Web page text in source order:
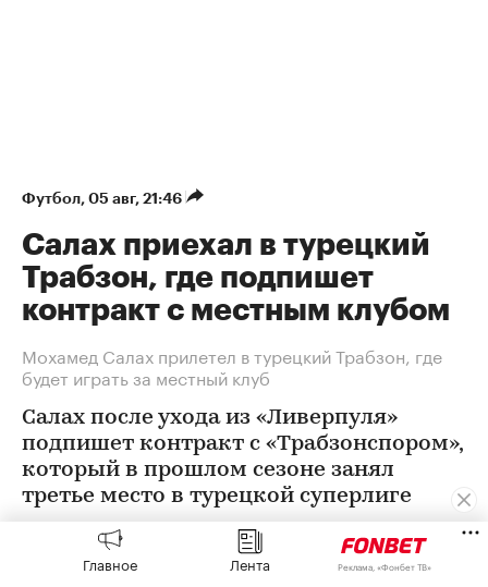
Футбол⁠, 05 авг, 21:46
Салах приехал в турецкий
Трабзон, где подпишет
контракт с местным клубом
Мохамед Салах прилетел в турецкий Трабзон, где
будет играть за местный клуб
Салах после ухода из «Ливерпуля»
подпишет контракт с «Трабзонспором»,
который в прошлом сезоне занял
третье место в турецкой суперлиге
Главное Лента Реклама, «Фонбет ТВ»